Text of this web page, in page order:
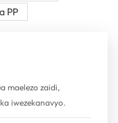
PP
maelezo zaidi,
iwezekanavyo.